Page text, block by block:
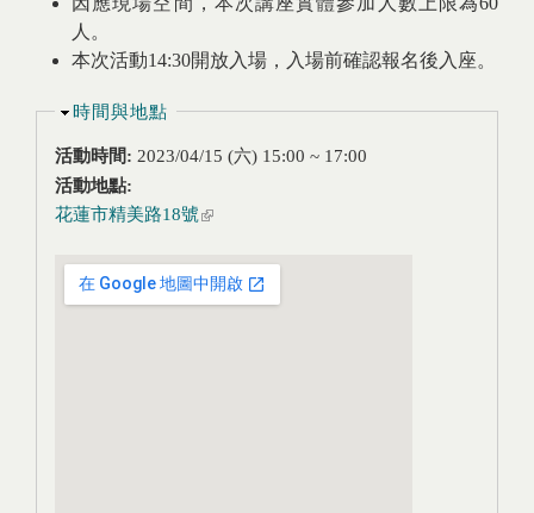
人。
本次活動14:30開放入場，入場前確認報名後入座。
隱藏
時間與地點
活動時間: 2023/04/15 (六) 15:00 ~ 17:00
活動地點:
花蓮市精美路18號 (link is external)